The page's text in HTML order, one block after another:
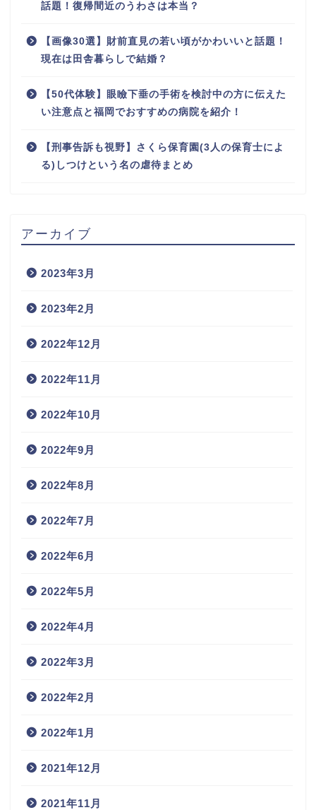
話題！復帰間近のうわさは本当？
【画像30選】財前直見の若い頃がかわいいと話題！
現在は田舎暮らしで結婚？
【50代体験】眼瞼下垂の手術を検討中の方に伝えた
い注意点と福岡でおすすめの病院を紹介！
【刑事告訴も視野】さくら保育園(3人の保育士によ
る)しつけという名の虐待まとめ
アーカイブ
2023年3月
2023年2月
2022年12月
2022年11月
2022年10月
2022年9月
2022年8月
2022年7月
2022年6月
2022年5月
2022年4月
2022年3月
2022年2月
2022年1月
2021年12月
2021年11月